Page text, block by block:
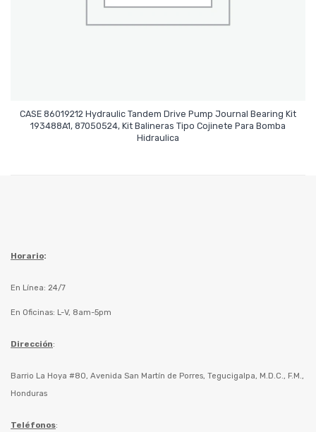
CASE 86019212 Hydraulic Tandem Drive Pump Journal Bearing Kit
193488A1, 87050524, Kit Balineras Tipo Cojinete Para Bomba
Hidraulica
Leer Más
Horario:
En Línea: 24/7
En Oficinas: L-V, 8am-5pm
Dirección:
Barrio La Hoya #80, Avenida San Martín de Porres, Tegucigalpa, M.D.C., F.M.,
Honduras
Teléfonos: